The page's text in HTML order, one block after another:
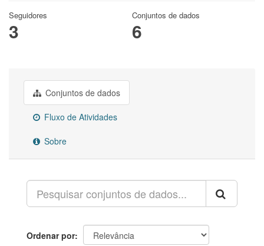
Seguidores
3
Conjuntos de dados
6
Conjuntos de dados
Fluxo de Atividades
Sobre
Ordenar por